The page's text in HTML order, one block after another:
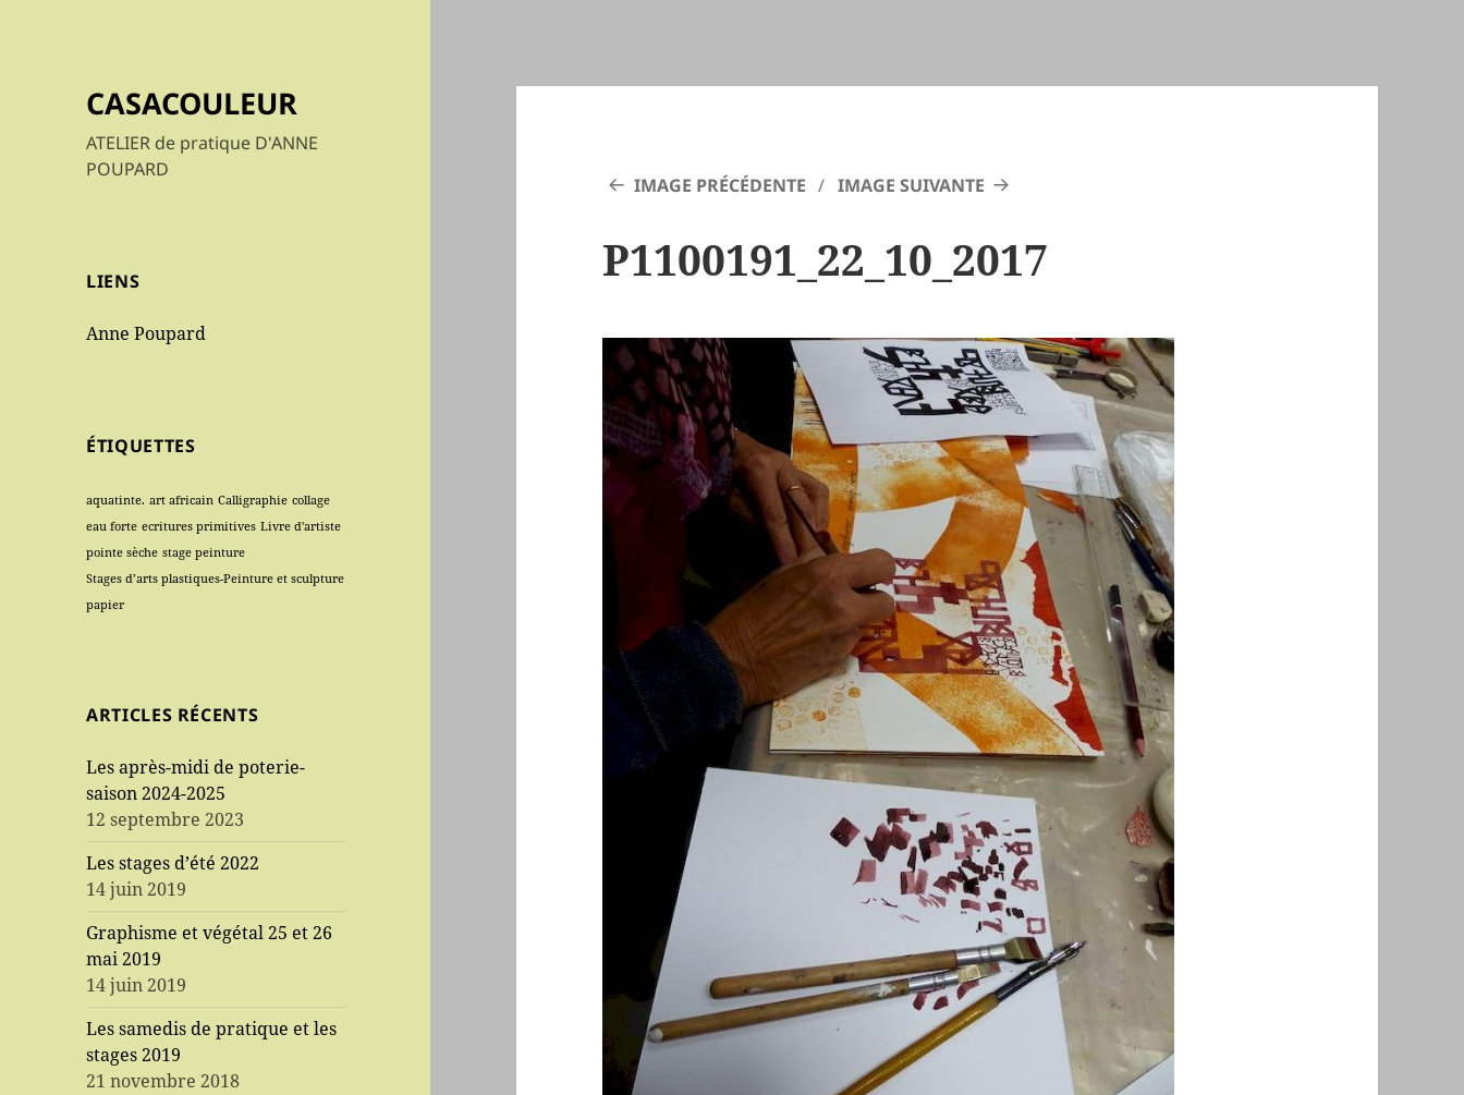
CASACOULEUR
ATELIER de pratique D'ANNE
POUPARD
LIENS
Anne Poupard
ÉTIQUETTES
aquatinte. art africain Calligraphie collage
eau forte ecritures primitives Livre d'artiste
pointe sèche stage peinture
Stages d’arts plastiques-Peinture et sculpture
papier
ARTICLES RÉCENTS
Les après-midi de poterie-
saison 2024-2025
12 septembre 2023
Les stages d’été 2022
14 juin 2019
Graphisme et végétal 25 et 26
mai 2019
14 juin 2019
Les samedis de pratique et les
stages 2019
21 novembre 2018
IMAGE PRÉCÉDENTE IMAGE SUIVANTE
P1100191_22_10_2017